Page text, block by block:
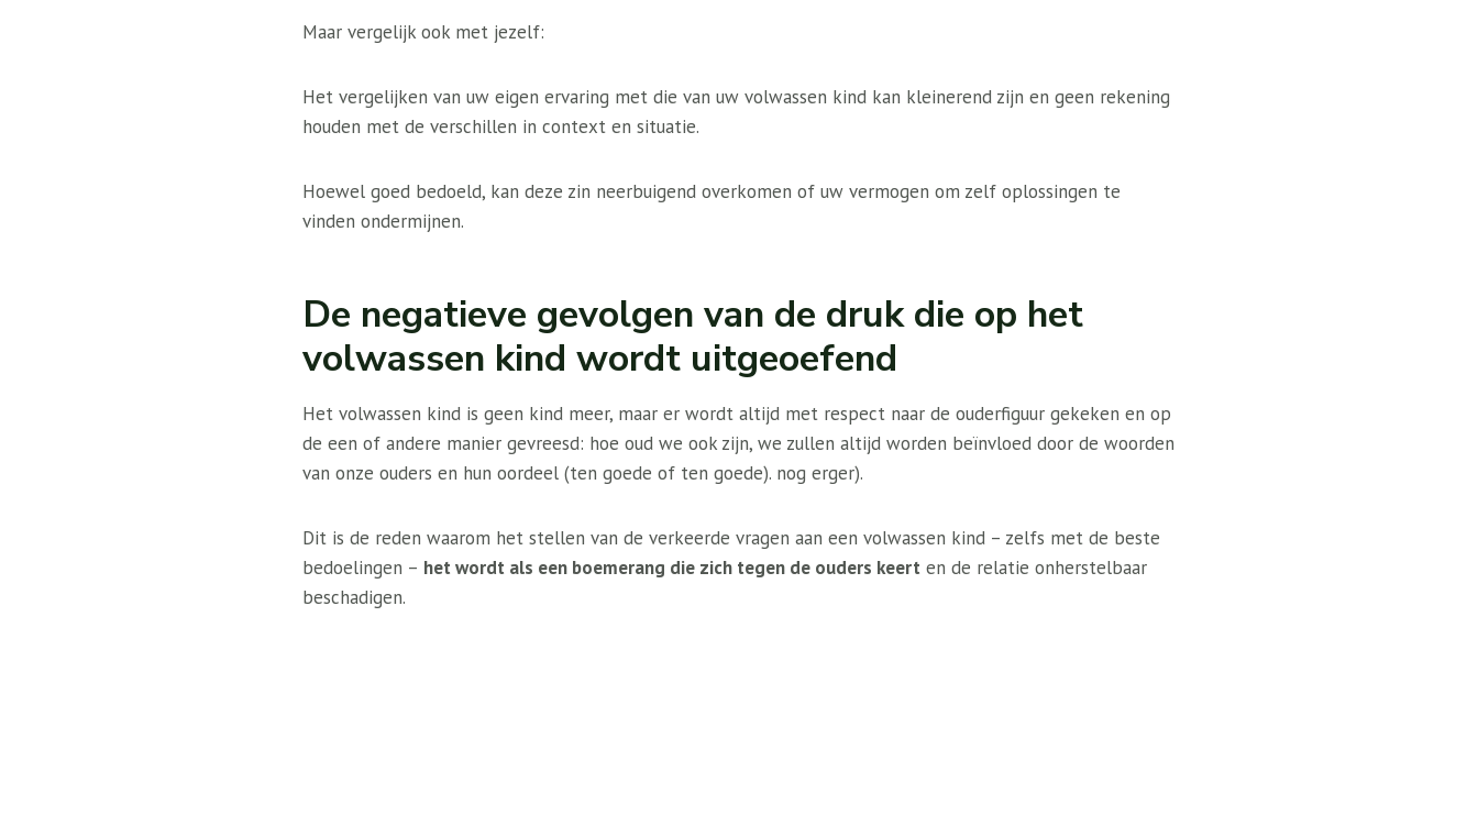
Maar vergelijk ook met jezelf:
Het vergelijken van uw eigen ervaring met die van uw volwassen kind kan kleinerend zijn en geen rekening
houden met de verschillen in context en situatie.
Hoewel goed bedoeld, kan deze zin neerbuigend overkomen of uw vermogen om zelf oplossingen te
vinden ondermijnen.
De negatieve gevolgen van de druk die op het
volwassen kind wordt uitgeoefend
Het volwassen kind is geen kind meer, maar er wordt altijd met respect naar de ouderfiguur gekeken en op
de een of andere manier gevreesd: hoe oud we ook zijn, we zullen altijd worden beïnvloed door de woorden
van onze ouders en hun oordeel (ten goede of ten goede). nog erger).
Dit is de reden waarom het stellen van de verkeerde vragen aan een volwassen kind – zelfs met de beste
bedoelingen – het wordt als een boemerang die zich tegen de ouders keert en de relatie onherstelbaar
beschadigen.